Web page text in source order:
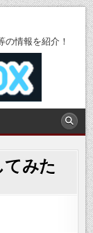
情報を紹介！
みた